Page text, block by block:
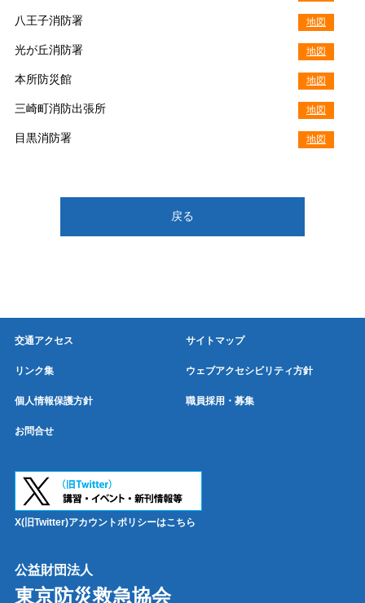
八王子消防署 地図
光が丘消防署 地図
本所防災館 地図
三崎町消防出張所 地図
目黒消防署 地図
戻る
交通アクセス サイトマップ
リンク集 ウェブアクセシビリティ方針
個人情報保護方針 職員採用・募集
お問合せ
X(旧Twitter)アカウントポリシーはこちら
公益財団法人
東京防災救急協会